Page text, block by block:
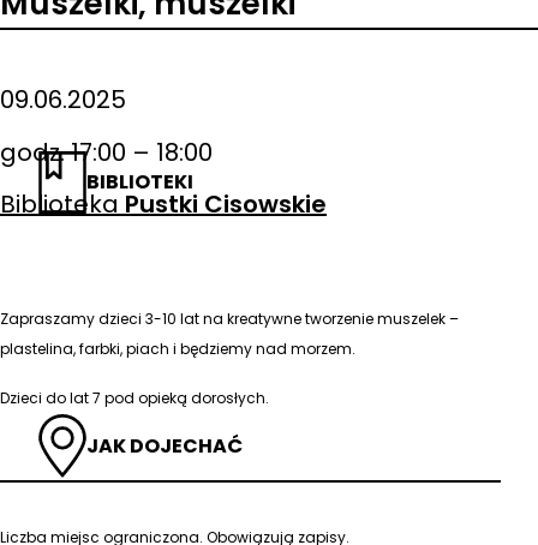
BIBLIOTEKI
JAK DOJECHAĆ
09.06.2025
godz. 17:00 – 18:00
Biblioteka Pustki Cisowskie
Zapraszamy dzieci 3-10 lat na kreatywne tworzenie muszelek –
plastelina, farbki, piach i będziemy nad morzem.
Dzieci do lat 7 pod opieką dorosłych.
Liczba miejsc ograniczona. Obowiązują zapisy.